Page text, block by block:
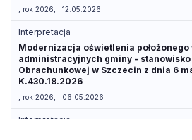
, rok 2026, | 12.05.2026
Interpretacja
Modernizacja oświetlenia
administracyjnych gminy -
Obrachunkowej w Szczecin z dnia 6
K.430.18.2026
, rok 2026, | 06.05.2026
Interpretacja